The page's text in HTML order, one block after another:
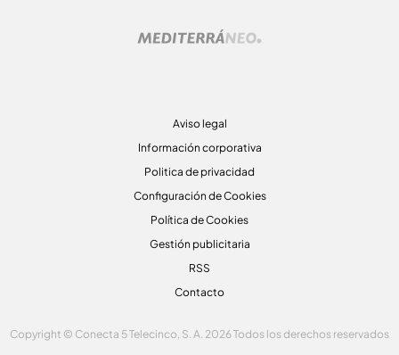
Aviso legal
Información corporativa
Politica de privacidad
Configuración de Cookies
Política de Cookies
Gestión publicitaria
RSS
Contacto
Copyright © Conecta 5 Telecinco, S. A. 2026 Todos los derechos reservados